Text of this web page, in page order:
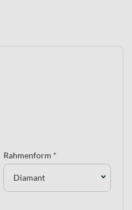
Rahmenform *
Diamant